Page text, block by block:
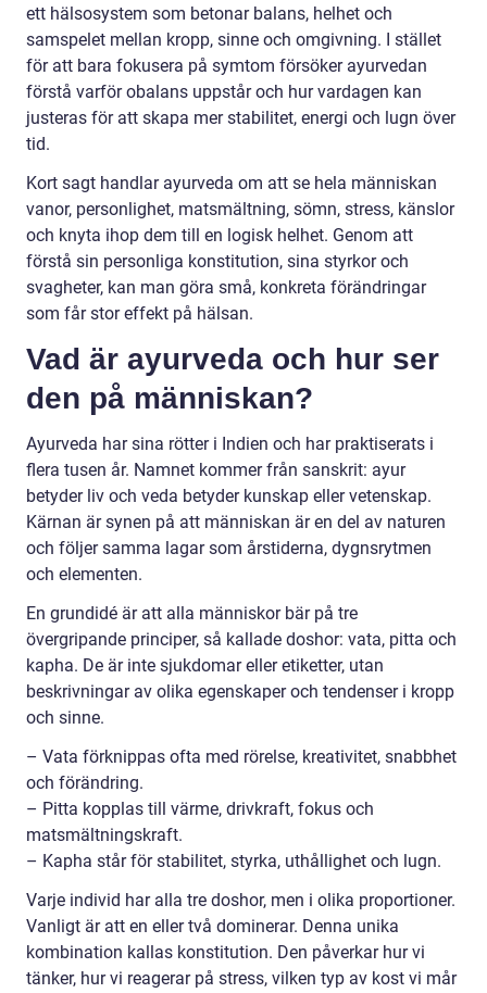
ett hälsosystem som betonar balans, helhet och
samspelet mellan kropp, sinne och omgivning. I stället
för att bara fokusera på symtom försöker ayurvedan
förstå varför obalans uppstår och hur vardagen kan
justeras för att skapa mer stabilitet, energi och lugn över
tid.
Kort sagt handlar ayurveda om att se hela människan
vanor, personlighet, matsmältning, sömn, stress, känslor
och knyta ihop dem till en logisk helhet. Genom att
förstå sin personliga konstitution, sina styrkor och
svagheter, kan man göra små, konkreta förändringar
som får stor effekt på hälsan.
Vad är ayurveda och hur ser
den på människan?
Ayurveda har sina rötter i Indien och har praktiserats i
flera tusen år. Namnet kommer från sanskrit: ayur
betyder liv och veda betyder kunskap eller vetenskap.
Kärnan är synen på att människan är en del av naturen
och följer samma lagar som årstiderna, dygnsrytmen
och elementen.
En grundidé är att alla människor bär på tre
övergripande principer, så kallade doshor: vata, pitta och
kapha. De är inte sjukdomar eller etiketter, utan
beskrivningar av olika egenskaper och tendenser i kropp
och sinne.
– Vata förknippas ofta med rörelse, kreativitet, snabbhet
och förändring.
– Pitta kopplas till värme, drivkraft, fokus och
matsmältningskraft.
– Kapha står för stabilitet, styrka, uthållighet och lugn.
Varje individ har alla tre doshor, men i olika proportioner.
Vanligt är att en eller två dominerar. Denna unika
kombination kallas konstitution. Den påverkar hur vi
tänker, hur vi reagerar på stress, vilken typ av kost vi mår